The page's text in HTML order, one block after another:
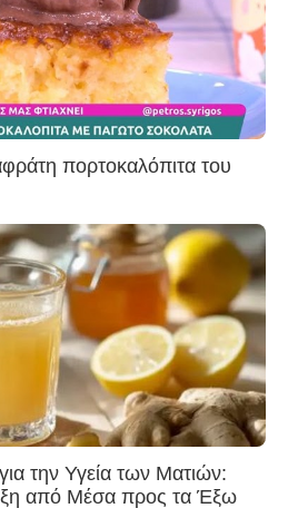
πορτοκαλόπιτα του
την Υγεία των Ματιών:
από Μέσα προς τα Έξω